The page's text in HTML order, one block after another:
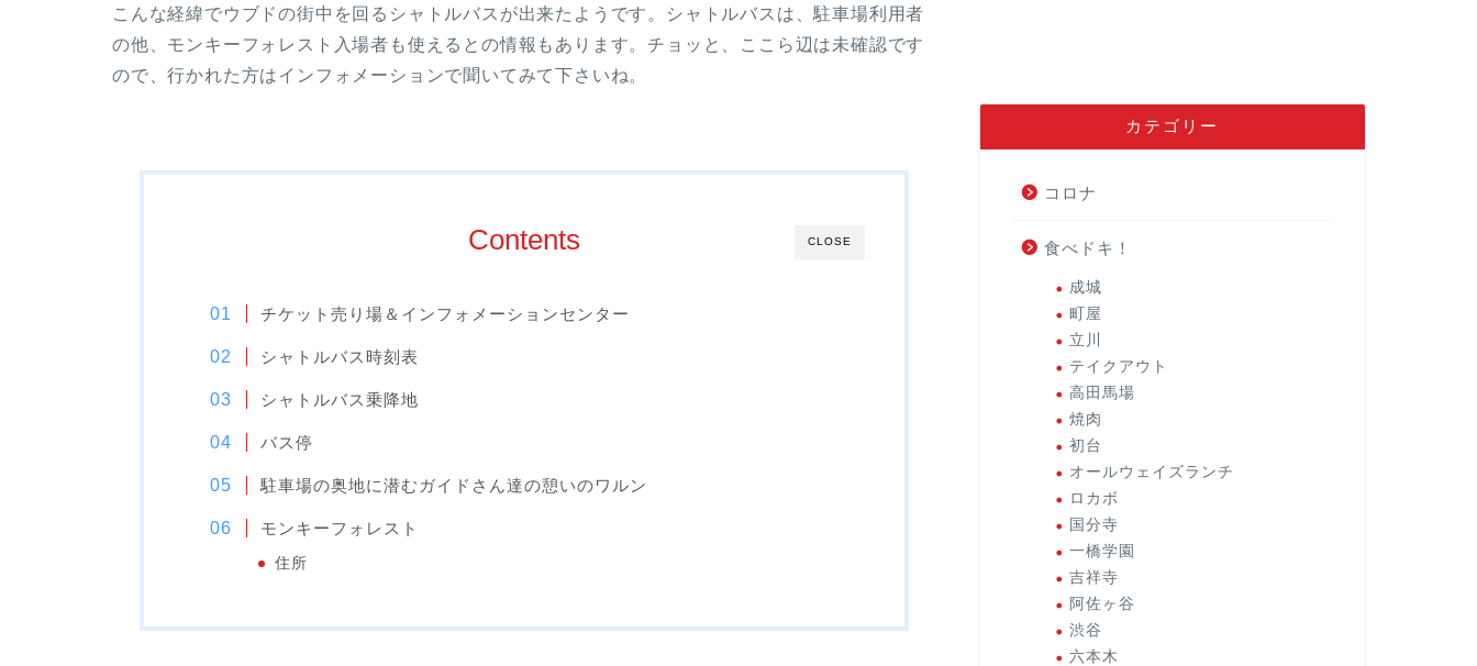
こんな経緯でウブドの街中を回るシャトルバスが出来たようです。シャトルバスは、駐車場利用者
の他、モンキーフォレスト入場者も使えるとの情報もあります。チョッと、ここら辺は未確認です
ので、行かれた方はインフォメーションで聞いてみて下さいね。
CLOSE
Contents
チケット売り場＆インフォメーションセンター
シャトルバス時刻表
シャトルバス乗降地
バス停
駐車場の奥地に潜むガイドさん達の憩いのワルン
モンキーフォレスト
住所
カテゴリー
コロナ
食べドキ！
成城
町屋
立川
テイクアウト
高田馬場
焼肉
初台
オールウェイズランチ
ロカボ
国分寺
一橋学園
吉祥寺
阿佐ヶ谷
渋谷
六本木